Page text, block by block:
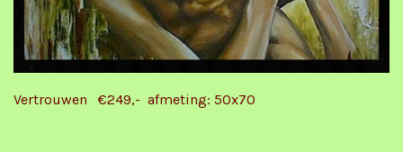
Vertrouwen €249,- afmeting: 50x70